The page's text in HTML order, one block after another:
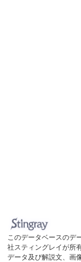
このデータベースのデ
社スティングレイが所
データ及び解説文、画